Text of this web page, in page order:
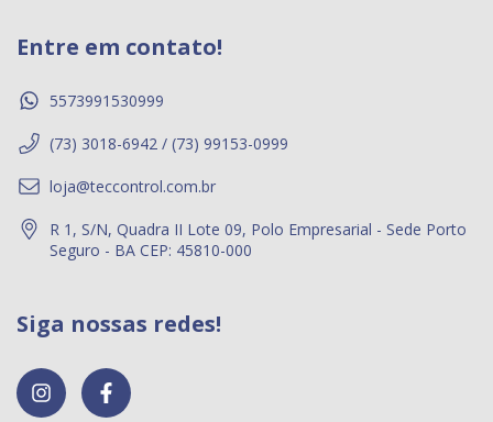
Entre em contato!
5573991530999
(73) 3018-6942 / (73) 99153-0999
loja@teccontrol.com.br
R 1, S/N, Quadra II Lote 09, Polo Empresarial - Sede Porto
Seguro - BA CEP: 45810-000
Siga nossas redes!